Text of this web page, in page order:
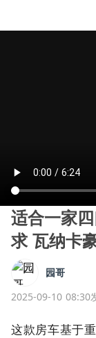
适合一家
求 瓦纳卡
园哥
2025-09-10 08:30
这款房车基于